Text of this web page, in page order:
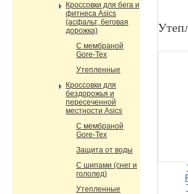
Кроссовки для бега и
фитнеса Asics
(асфальт, беговая
дорожка)
С мембраной
Gore-Tex
Утепленные
Кроссовки для
бездорожья и
пересеченной
местности Asics
С мембраной
Gore-Tex
Защита от воды
С шипами (снег и
гололед)
Утепленные